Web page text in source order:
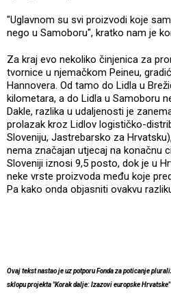
"Uglavnom su svi proizvodi koje
nego u Samoboru", kratko nam je
Za kraj evo nekoliko činjenica za
tvornice u njemačkom Peineu,
Hannovera. Od tamo do Lidla u
kilometara, a do Lidla u Samoboru
Dakle, razlika u udaljenosti je
prolazak kroz Lidlov logističko-
Sloveniju, Jastrebarsko za
nema značajan utjecaj na konačnu
Sloveniji iznosi 9,5 posto, dok je u
neke vrste proizvoda među koje
Pa kako onda objasniti ovakvu
Ovaj tekst nastao je uz potporu Fonda za poticanje
sklopu projekta "Korak dalje: Izazovi europske Hrvatske"